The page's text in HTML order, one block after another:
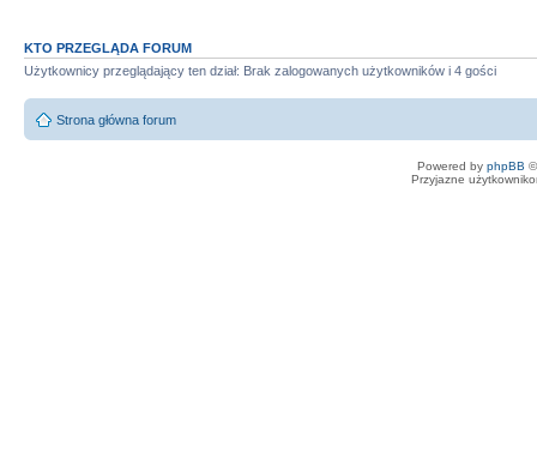
KTO PRZEGLĄDA FORUM
Użytkownicy przeglądający ten dział: Brak zalogowanych użytkowników i 4 gości
Strona główna forum
Powered by phpBB
Przyjazne